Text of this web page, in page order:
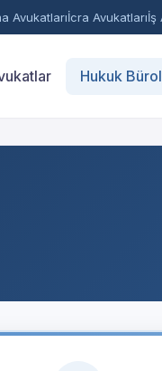
Avukatlarıİcra Avukatlarıİş
Hukuk